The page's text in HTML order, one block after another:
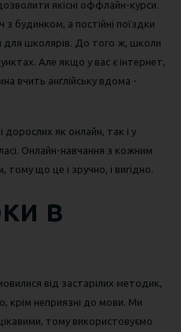
якісні оффлайн-курси.
будинком, а постійні поїздки
для школярів. До того ж, школи
Але якщо у вас є інтернет,
вчить англійську вдома -
дорослих як онлайн, так і у
Онлайн-навчання з кожним
що це і зручно, і вигідно.
в
від застарілих методик,
крім неприязні до мови. Ми
тому використовуємо